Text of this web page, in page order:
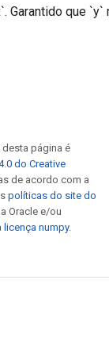
Garantido que
página é
do Creative
de acordo com a
políticas do site do
Oracle e/ou
licença numpy.